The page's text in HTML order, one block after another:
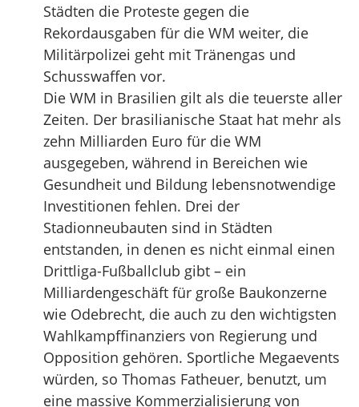
Städten die Proteste gegen die
Rekordausgaben für die WM weiter, die
Militärpolizei geht mit Tränengas und
Schusswaffen vor.
Die WM in Brasilien gilt als die teuerste aller
Zeiten. Der brasilianische Staat hat mehr als
zehn Milliarden Euro für die WM
ausgegeben, während in Bereichen wie
Gesundheit und Bildung lebensnotwendige
Investitionen fehlen. Drei der
Stadionneubauten sind in Städten
entstanden, in denen es nicht einmal einen
Drittliga-Fußballclub gibt – ein
Milliardengeschäft für große Baukonzerne
wie Odebrecht, die auch zu den wichtigsten
Wahlkampffinanziers von Regierung und
Opposition gehören. Sportliche Megaevents
würden, so Thomas Fatheuer, benutzt, um
eine massive Kommerzialisierung von